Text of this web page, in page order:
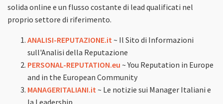
solida online e un flusso costante di lead qualificati nel
proprio settore di riferimento.
ANALISI-REPUTAZIONE.it ~ Il Sito di Informazioni
sull'Analisi della Reputazione
PERSONAL-REPUTATION.eu ~ You Reputation in Europe
and in the European Community
MANAGERITALIANI.it ~ Le notizie sui Manager Italiani e
la Leadership